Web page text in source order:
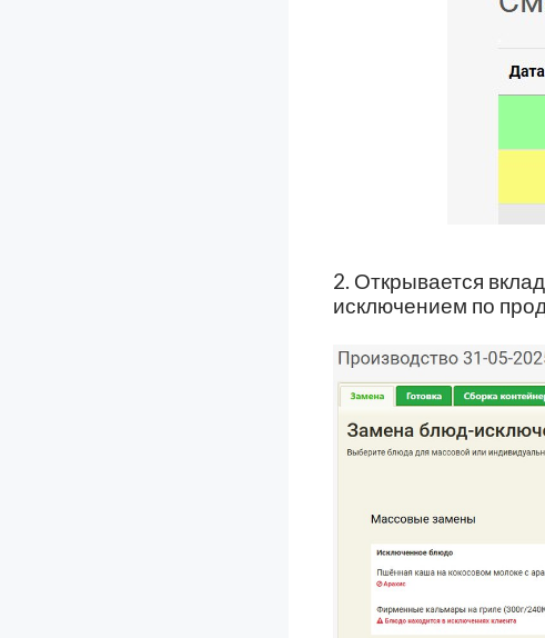
2. Открывается
исключением по